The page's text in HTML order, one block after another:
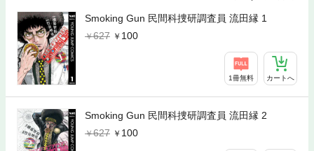
Smoking Gun 民間科捜研調査員 流田縁 1
627
100
1冊無料 カートへ
Smoking Gun 民間科捜研調査員 流田縁 2
627
100